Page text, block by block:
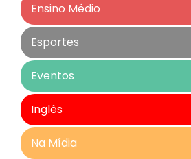
Ensino Médio
Esportes
Eventos
Inglês
Na Mídia